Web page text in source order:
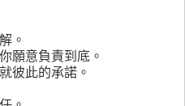
。
願意負責到底。
彼此的承諾。